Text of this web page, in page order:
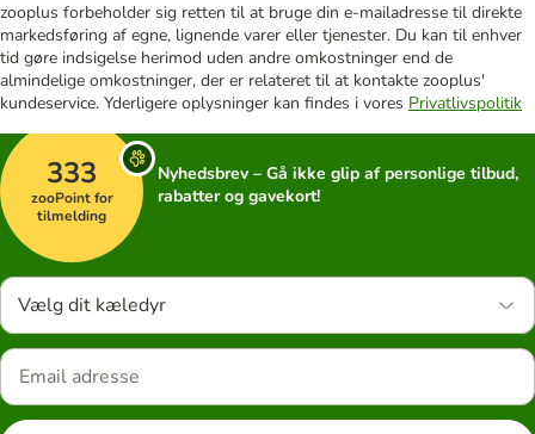
zooplus forbeholder sig retten til at bruge din e-mailadresse til direkte
markedsføring af egne, lignende varer eller tjenester. Du kan til enhver
tid gøre indsigelse herimod uden andre omkostninger end de
almindelige omkostninger, der er relateret til at kontakte zooplus'
kundeservice. Yderligere oplysninger kan findes i vores Privatlivspolitik
333
zooPoint for
tilmelding
Nyhedsbrev – Gå ikke glip af personlige tilbud,
rabatter og gavekort!
Vælg dit kæledyr